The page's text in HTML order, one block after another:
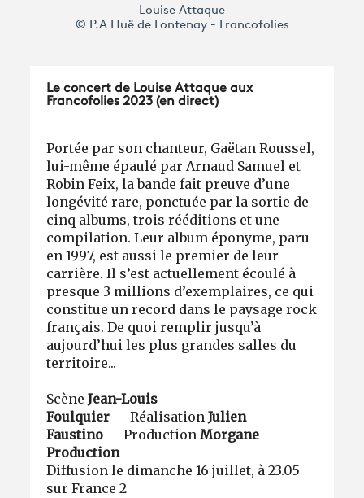
Louise Attaque
© P.A Huë de Fontenay - Francofolies
Le concert de Louise Attaque aux
Francofolies 2023 (en direct)
Portée par son chanteur, Gaëtan Roussel,
lui-même épaulé par Arnaud Samuel et
Robin Feix, la bande fait preuve d’une
longévité rare, ponctuée par la sortie de
cinq albums, trois rééditions et une
compilation. Leur album éponyme, paru
en 1997, est aussi le premier de leur
carrière. Il s’est actuellement écoulé à
presque 3 millions d’exemplaires, ce qui
constitue un record dans le paysage rock
français. De quoi remplir jusqu’à
aujourd’hui les plus grandes salles du
territoire...
ScèneJean-Louis
Foulquier — RéalisationJulien
Faustino — ProductionMorgane
Production
Diffusion le dimanche 16 juillet, à 23.05
sur France 2